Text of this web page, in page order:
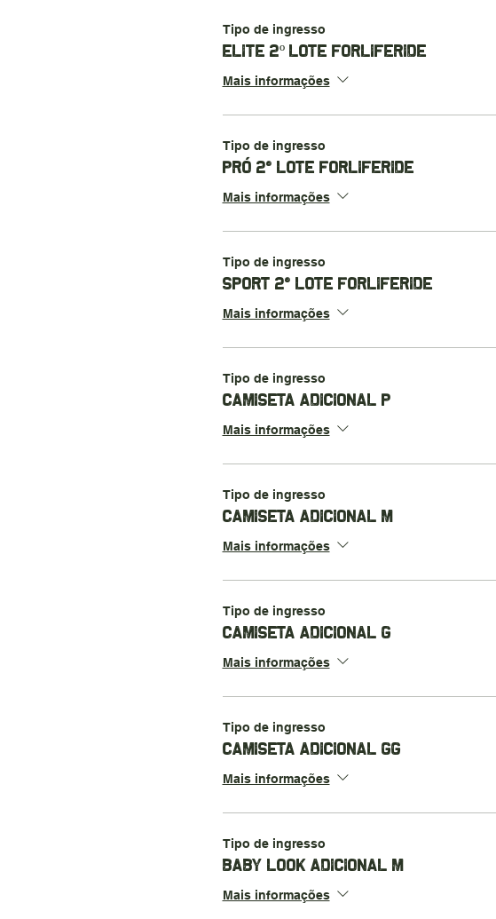
Tipo de ingresso
ELITE 2º LOTE FORLIFERIDE
Mais informações
Tipo de ingresso
PRÓ 2° LOTE FORLIFERIDE
Mais informações
Tipo de ingresso
SPORT 2° LOTE FORLIFERIDE
Mais informações
Tipo de ingresso
CAMISETA ADICIONAL P
Mais informações
Tipo de ingresso
CAMISETA ADICIONAL M
Mais informações
Tipo de ingresso
CAMISETA ADICIONAL G
Mais informações
Tipo de ingresso
CAMISETA ADICIONAL GG
Mais informações
Tipo de ingresso
BABY LOOK ADICIONAL M
Mais informações